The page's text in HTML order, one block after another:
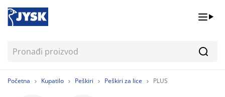
Početna Kupatilo Peškiri Peškiri za lice PLUS